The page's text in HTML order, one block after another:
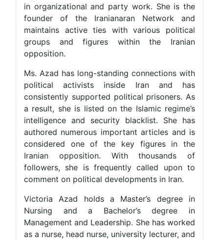
in organizational and party work. She is the
founder of the Iranianaran Network and
maintains active ties with various political
groups and figures within the Iranian
opposition.
Ms. Azad has long-standing connections with
political activists inside Iran and has
consistently supported political prisoners. As
a result, she is listed on the Islamic regime’s
intelligence and security blacklist. She has
authored numerous important articles and is
considered one of the key figures in the
Iranian opposition. With thousands of
followers, she is frequently called upon to
comment on political developments in Iran.
Victoria Azad holds a Master’s degree in
Nursing and a Bachelor’s degree in
Management and Leadership. She has worked
as a nurse, head nurse, university lecturer, and